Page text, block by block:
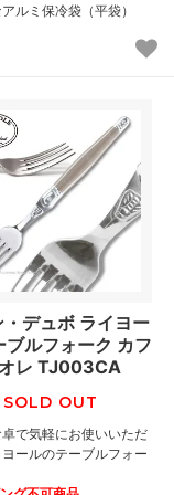
ルミ保冷袋（平袋）
・デュボ ライヨー
ブルフォーク カフ
レ TJ003CA
SOLD OUT
で気軽にお使いいただ
ールのテーブルフォー